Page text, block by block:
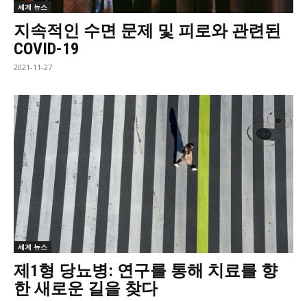
세계 뉴스
지속적인 수면 문제 및 피로와 관련된
COVID-19
2021-11-27
세계 뉴스
제1형 당뇨병: 연구를 통해 치료를 향
한 새로운 길을 찾다